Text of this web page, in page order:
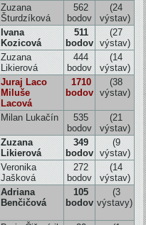
Zuzana
Šturdzíková
562
bodov
(24
výstav)
Ivana
Kozicová
511
bodov
(27
výstav)
Zuzana
Likierová
444
bodov
(14
výstav)
Juraj Laco
Miluše
Lacová
1710
bodov
(38
výstav)
Milan Lukačín
535
bodov
(21
výstav)
Zuzana
Likierová
349
bodov
(9
výstav)
Veronika
Jašková
272
bodov
(14
výstav)
Adriana
Benčičová
105
bodov
(3
výstavy)